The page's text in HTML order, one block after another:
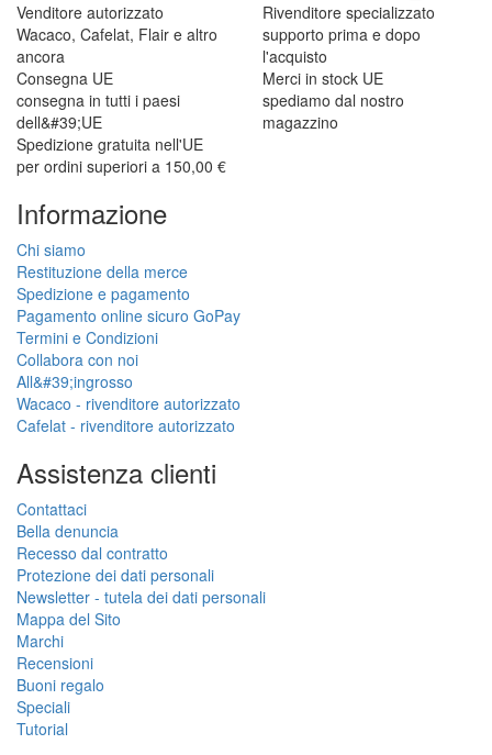
Venditore autorizzato
Wacaco, Cafelat, Flair e altro
ancora
Rivenditore specializzato
supporto prima e dopo
l'acquisto
Consegna UE
consegna in tutti i paesi
dell&#39;UE
Merci in stock UE
spediamo dal nostro
magazzino
Spedizione gratuita nell'UE
per ordini superiori a 150,00 €
Informazione
Chi siamo
Restituzione della merce
Spedizione e pagamento
Pagamento online sicuro GoPay
Termini e Condizioni
Collabora con noi
All&#39;ingrosso
Wacaco - rivenditore autorizzato
Cafelat - rivenditore autorizzato
Assistenza clienti
Contattaci
Bella denuncia
Recesso dal contratto
Protezione dei dati personali
Newsletter - tutela dei dati personali
Mappa del Sito
Marchi
Recensioni
Buoni regalo
Speciali
Tutorial